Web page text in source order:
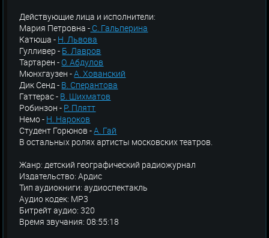
Действующие лица и исполнители:
Мария Петровна - С. Гальперина
Катюша - Н. Львова
Гулливер - Б. Лавров
Тартарен -О. Абдулов
Мюнхгаузен -А. Хованский
Дик Сенд - В. Сперантова
Гаттерас - В. Шихматов
Робинзон - Р. Плятт
Немо - Н. Нароков
Студент Горюнов -А. Гай
В остальных ролях артисты московских театров.
Жанр: детский географический радиожурнал
Издательство: Ардис
Тип аудиокниги: аудиоспектакль
Аудио кодек: MP3
Битрейт аудио: 320
Время звучания: 08:55:18